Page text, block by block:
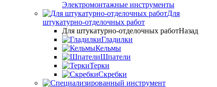
Электромонтажные инструменты
Для
штукатурно-отделочных работ
Для штукатурно-отделочных работНазад
Гладилки
Кельмы
Шпатели
Терки
Скребки